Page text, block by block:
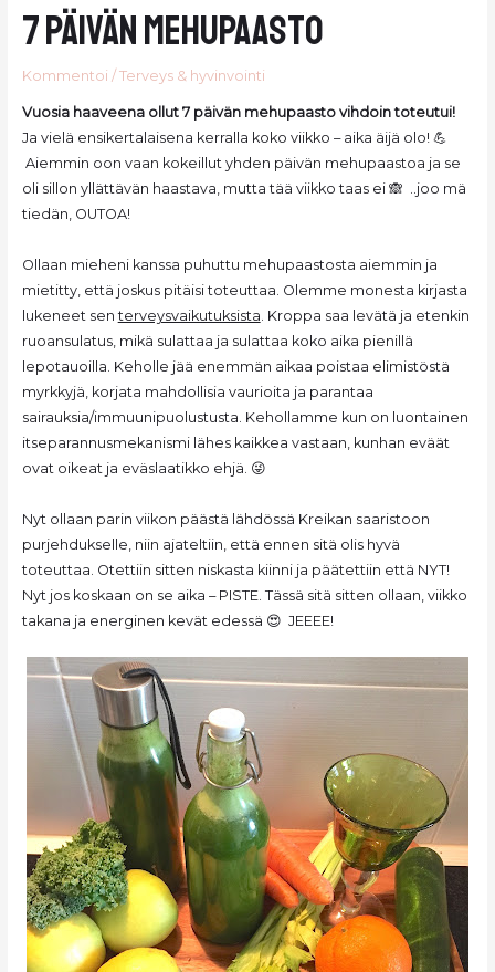
7 päivän mehupaasto
Kommentoi /Terveys & hyvinvointi
Vuosia haaveena ollut 7 päivän mehupaasto vihdoin toteutui!
Ja vielä ensikertalaisena kerralla koko viikko – aika äijä olo! 💪
Aiemmin oon vaan kokeillut yhden päivän mehupaastoa ja se
oli sillon yllättävän haastava, mutta tää viikko taas ei 🙈 ..joo mä
tiedän, OUTOA!
Ollaan mieheni kanssa puhuttu mehupaastosta aiemmin ja
mietitty, että joskus pitäisi toteuttaa. Olemme monesta kirjasta
lukeneet senterveysvaikutuksista. Kroppa saa levätä ja etenkin
ruoansulatus, mikä sulattaa ja sulattaa koko aika pienillä
lepotauoilla. Keholle jää enemmän aikaa poistaa elimistöstä
myrkkyjä, korjata mahdollisia vaurioita ja parantaa
sairauksia/immuunipuolustusta. Kehollamme kun on luontainen
itseparannusmekanismi lähes kaikkea vastaan, kunhan eväät
ovat oikeat ja eväslaatikko ehjä. 😜
Nyt ollaan parin viikon päästä lähdössä Kreikan saaristoon
purjehdukselle, niin ajateltiin, että ennen sitä olis hyvä
toteuttaa. Otettiin sitten niskasta kiinni ja päätettiin että NYT!
Nyt jos koskaan on se aika – PISTE. Tässä sitä sitten ollaan, viikko
takana ja energinen kevät edessä 😍 JEEEE!